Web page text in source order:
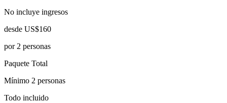
No incluye ingresos
desde US$160
por 2 personas
Paquete Total
Mínimo 2 personas
Todo incluido